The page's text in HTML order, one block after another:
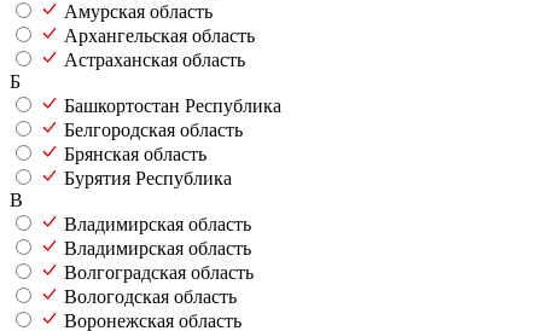
Амурская область
Архангельская область
Астраханская область
Б
Башкортостан Республика
Белгородская область
Брянская область
Бурятия Республика
В
Владимирская область
Владимирская область
Волгоградская область
Вологодская область
Воронежская область